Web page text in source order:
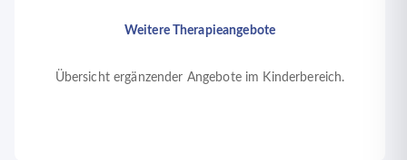
Weitere Therapieangebote
Übersicht ergänzender Angebote im Kinderbereich.